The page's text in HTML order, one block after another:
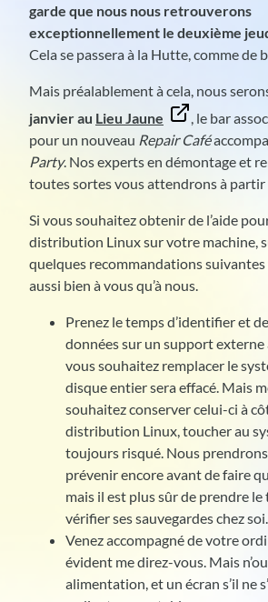
garde que nous nous retrouverons
exceptionnellement le deuxième
Cela se passera à la Hutte, comme de
Mais préalablement à cela, nous
janvier au Lieu Jaune
, le bar
pour un nouveau Repair Café
Party. Nos experts en démontage et
toutes sortes vous attendrons à partir
Si vous souhaitez obtenir de l’aide
distribution Linux sur votre machine,
quelques recommandations
aussi bien à vous qu’à nous.
Prenez le temps d’identifier et
données sur un support externe
vous souhaitez remplacer le
disque entier sera effacé. Mais
souhaitez conserver celui-ci à
distribution Linux, toucher au
toujours risqué. Nous
prévenir encore avant de faire
mais il est plus sûr de prendre le
vérifier ses sauvegardes chez soi.
Venez accompagné de votre
évident me direz-vous. Mais
alimentation, et un écran s’il ne